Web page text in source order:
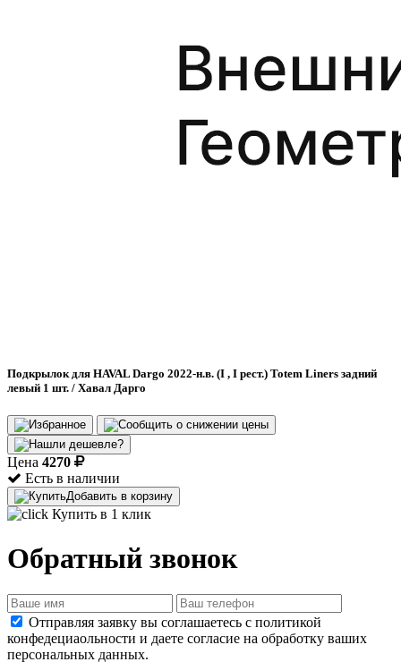
Подкрылок для HAVAL Dargo 2022-н.в. (I , I рест.) Totem Liners задний
левый 1 шт. / Хавал Дарго
Цена 4270
Есть в наличии
Добавить в корзину
Купить в 1 клик
Обратный звонок
Отправляя заявку вы соглашаетесь с политикой
конфедециаольности и даете согласие на обработку ваших
персональных данных.